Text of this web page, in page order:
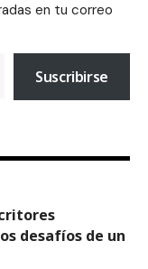
en tu correo
Suscribirse
desafíos de un